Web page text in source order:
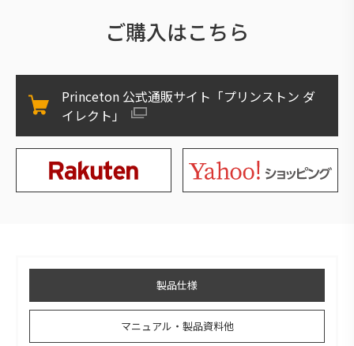
ご購入はこちら
Princeton 公式通販サイト「プリンストン ダ
イレクト」
製品仕様
マニュアル・製品資料他